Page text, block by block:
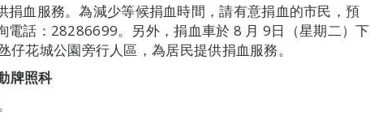
捐血服務。為減少等候捐血時間，請有意捐血的市民，預
電話：28286699。另外，捐血車於 8 月 9日（星期二）下
仔花城公園旁行人區，為居民提供捐血服務。
牌照科